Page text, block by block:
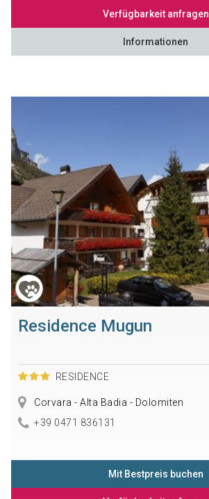
Verfügbarkeit anfragen
Informationen
Residence Mugun
RESIDENCE
Corvara - Alta Badia - Dolomiten
+39 0471 836131
Mit Bestpreis buchen